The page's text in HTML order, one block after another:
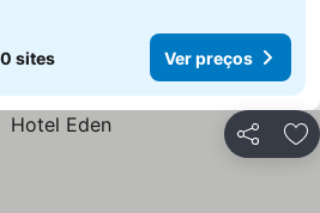
sites Ver preços
Partilhar